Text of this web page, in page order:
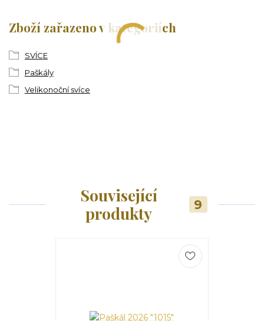
Zboží zařazeno v kategoriích
SVÍCE
Paškály
Velikonoční svíce
Související
produkty
9